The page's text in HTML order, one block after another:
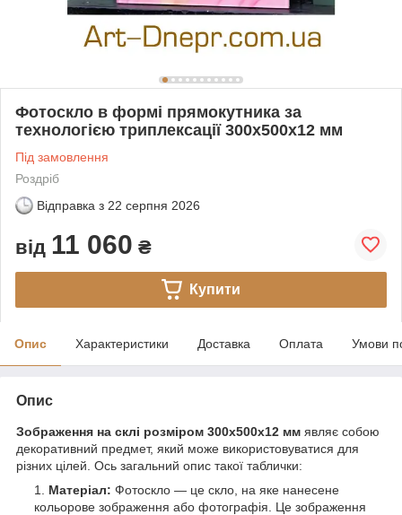
Фотоскло в формі прямокутника за
технологією триплексації 300х500х12 мм
Під замовлення
Роздріб
Відправка з 22 серпня 2026
від 11 060 ₴
Купити
Опис Характеристики Доставка Оплата Умови
Опис
Зображення на склі розміром 300х500x12 мм являє собою
декоративний предмет, який може використовуватися для
різних цілей. Ось загальний опис такої таблички:
Матеріал: Фотоскло — це скло, на яке нанесене
кольорове зображення або фотографія. Це зображення